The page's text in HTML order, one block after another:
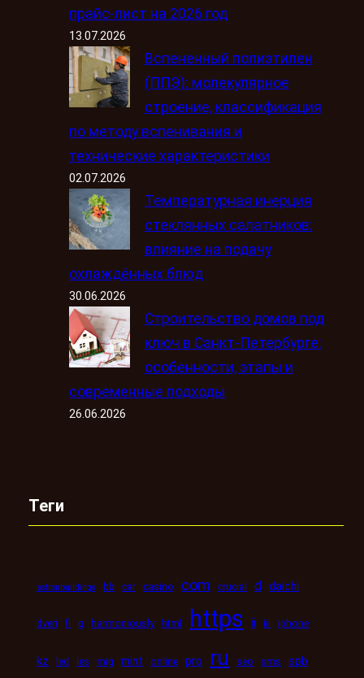
прайс-лист на 2026 год
13.07.2026
Вспененный полиэтилен
(ППЭ): молекулярное
строение, классификация
по методу вспенивания и
технические характеристики
02.07.2026
Температурная инерция
стеклянных салатников:
влияние на подачу
охлаждённых блюд
30.06.2026
Строительство домов под
ключ в Санкт-Петербурге:
особенности, этапы и
современные подходы
26.06.2026
Теги
astronbuildings bb car casino com crucial d daichi
dveri fi g harmoniously html https ii iii iphone
kz led les mig mint online pro ru seo sms spb